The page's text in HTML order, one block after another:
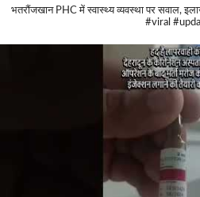
भतरौंजखान PHC में स्वास्थ्य व्यवस्था पर सवाल,
#viral